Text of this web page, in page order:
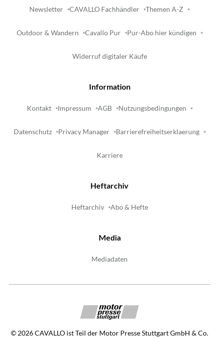
Newsletter CAVALLO Fachhändler Themen A-Z
Outdoor & Wandern Cavallo Pur Pur-Abo hier kündigen
Widerruf digitaler Käufe
Information
Kontakt Impressum AGB Nutzungsbedingungen
Datenschutz Privacy Manager Barrierefreiheitserklaerung
Karriere
Heftarchiv
Heftarchiv Abo & Hefte
Media
Mediadaten
© 2026CAVALLO ist Teil der Motor Presse Stuttgart GmbH & Co.